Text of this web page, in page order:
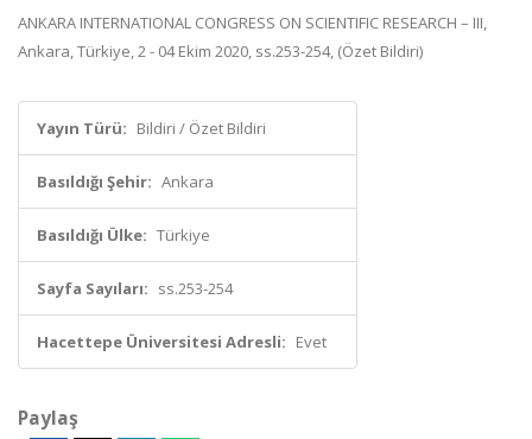
ANKARA INTERNATIONAL CONGRESS ON SCIENTIFIC RESEARCH – III,
Ankara, Türkiye, 2 - 04 Ekim 2020, ss.253-254, (Özet Bildiri)
Yayın Türü: Bildiri / Özet Bildiri
Basıldığı Şehir: Ankara
Basıldığı Ülke: Türkiye
Sayfa Sayıları: ss.253-254
Hacettepe Üniversitesi Adresli: Evet
Paylaş